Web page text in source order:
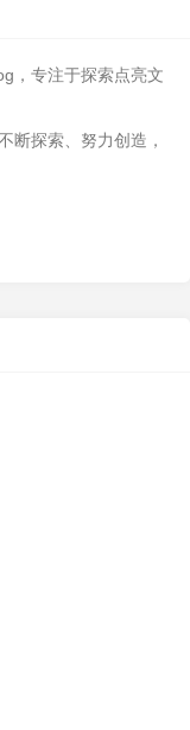
，专注于探索点亮文
断探索、努力创造，